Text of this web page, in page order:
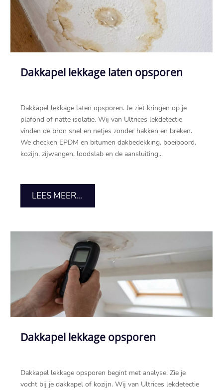
Dakkapel lekkage laten opsporen
Dakkapel lekkage laten opsporen.​ Je ziet kringen op je
plafond of natte isolatie.​ Wij van Ultrices lekdetectie
vinden de bron snel en netjes zonder hakken en breken.​
We checken EPDM en bitumen dakbedekking, boeiboord,
kozijn, zijwangen, loodslab en de aansluiting...
LEES MEER...
Dakkapel lekkage opsporen
Dakkapel lekkage opsporen begint met analyse.​ Zie je
vocht bij je dakkapel of kozijn.​ Wij van Ultrices lekdetectie